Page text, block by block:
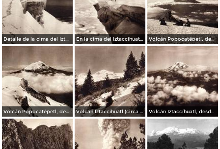
Detalle de la cima del Iztaccíhuatl (circa 1920) En la cima del Iztaccíhuatl (circa 1920) Volcán Popocatépetl, desde la cima del Iztaccíhuatl (circa 1920)
Volcán Popocatépetl, desde la cima del Iztaccíhuatl (circa 1920) Volcán Iztaccíhuatl (circa 1920) Volcán Iztaccíhuatl, desde la cima del Popocatépetl (circa 1920)